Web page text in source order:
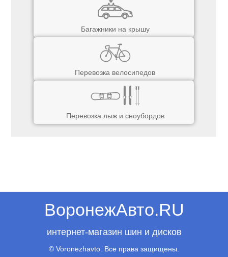
Багажники на крышу
Перевозка велосипедов
Перевозка лыж и сноубордов
ВоронежАвто.RU
интернет-магазин шин и дисков
© Voronezhavto. Все права защищены.